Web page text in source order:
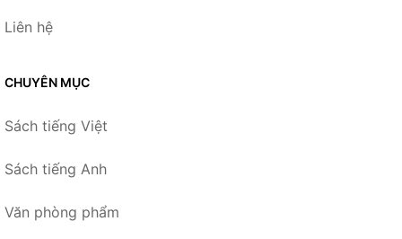
Liên hệ
CHUYÊN MỤC
Sách tiếng Việt
Sách tiếng Anh
Văn phòng phẩm